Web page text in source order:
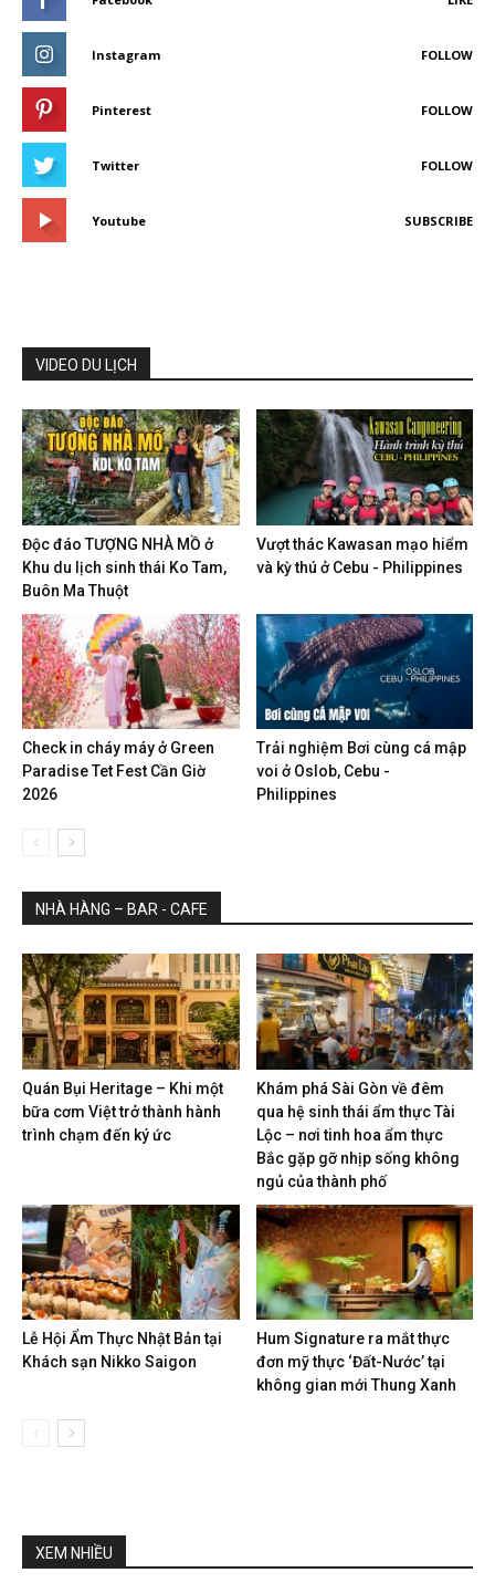
Instagram FOLLOW
Pinterest FOLLOW
Twitter FOLLOW
Youtube SUBSCRIBE
VIDEO DU LỊCH
Độc đáo TƯỢNG NHÀ MỒ ở
Khu du lịch sinh thái Ko Tam,
Buôn Ma Thuột
Vượt thác Kawasan mạo hiểm
và kỳ thú ở Cebu - Philippines
Check in cháy máy ở Green
Paradise Tet Fest Cần Giờ
2026
Trải nghiệm Bơi cùng cá mập
voi ở Oslob, Cebu -
Philippines
NHÀ HÀNG – BAR - CAFE
Quán Bụi Heritage – Khi một
bữa cơm Việt trở thành hành
trình chạm đến ký ức
Khám phá Sài Gòn về đêm
qua hệ sinh thái ẩm thực Tài
Lộc – nơi tinh hoa ẩm thực
Bắc gặp gỡ nhịp sống không
ngủ của thành phố
Lễ Hội Ẩm Thực Nhật Bản tại
Khách sạn Nikko Saigon
Hum Signature ra mắt thực
đơn mỹ thực ‘Đất-Nước’ tại
không gian mới Thung Xanh
XEM NHIỀU